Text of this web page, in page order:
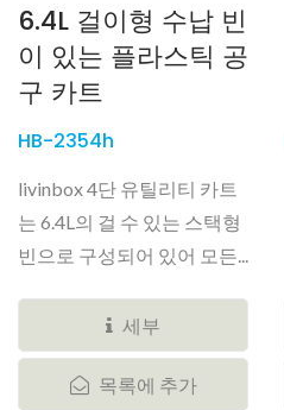
6.4L 걸이형 수납 빈
이 있는 플라스틱 공
구 카트
HB-2354h
livinbox 4단 유틸리티 카트
는 6.4L의 걸 수 있는 스택형
빈으로 구성되어 있어 모든...
세부
목록에 추가